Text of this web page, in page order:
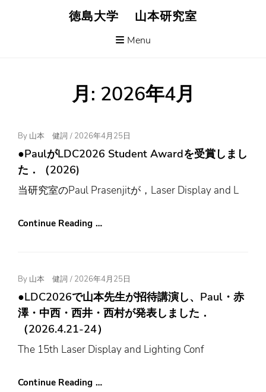
徳島大学 山本研究室
Menu
月: 2026年4月
By 山本 健詞 / Posted
On
2026年4月25日
●PaulがLDC2026 Student Awardを受賞しまし
た．（2026)
当研究室のPaul Prasenjitが，Laser Display and L
Continue Reading …
By 山本 健詞 / Posted
On
2026年4月25日
●LDC2026で山本先生が招待講演し、Paul・赤
澤・中西・西井・西村が発表しました．
（2026.4.21-24）
The 15th Laser Display and Lighting Conf
Continue Reading …